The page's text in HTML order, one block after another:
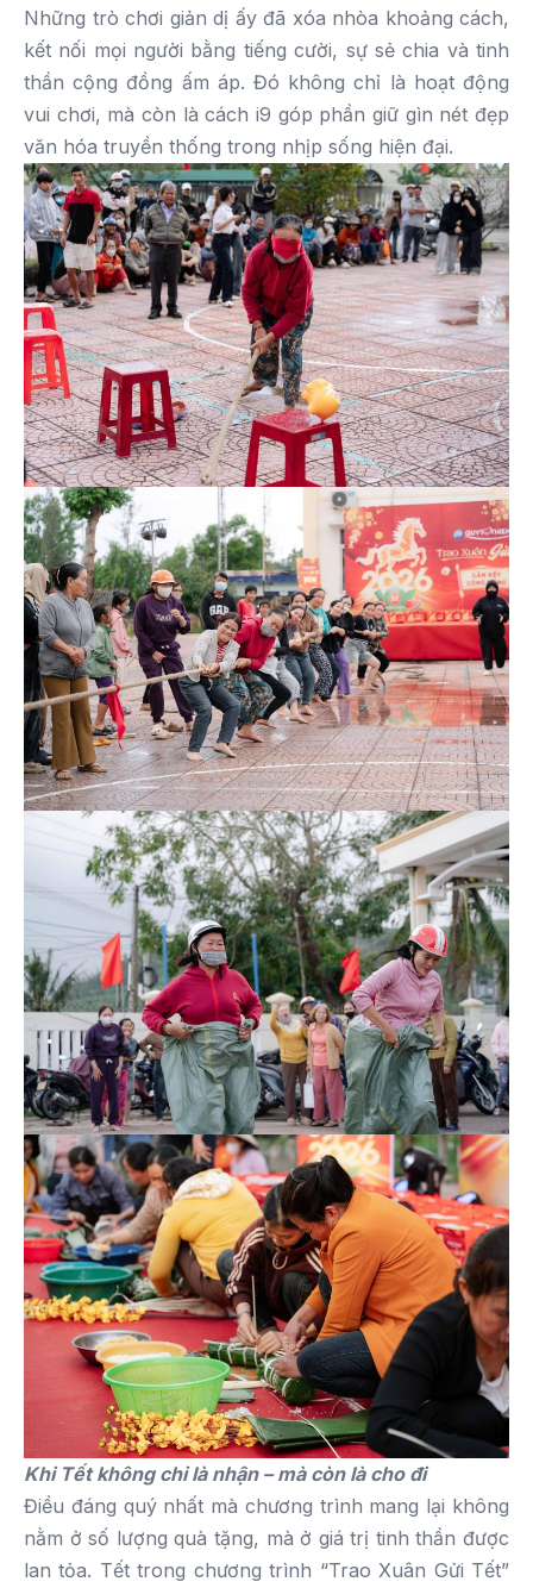
Những trò chơi giản dị ấy đã xóa nhòa khoảng cách,
kết nối mọi người bằng tiếng cười, sự sẻ chia và tinh
thần cộng đồng ấm áp. Đó không chỉ là hoạt động
vui chơi, mà còn là cách i9 góp phần giữ gìn nét đẹp
văn hóa truyền thống trong nhịp sống hiện đại.
Khi Tết không chỉ là nhận – mà còn là cho đi
Điều đáng quý nhất mà chương trình mang lại không
nằm ở số lượng quà tặng, mà ở giá trị tinh thần được
lan tỏa. Tết trong chương trình “Trao Xuân Gửi Tết”